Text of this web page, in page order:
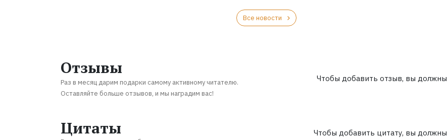
Все новости
Отзывы
Раз в месяц дарим подарки самому активному читателю.
Оставляйте больше отзывов, и мы наградим вас!
Чтобы добавить отзыв, вы должны
Цитаты Чтобы добавить цитату, вы должны